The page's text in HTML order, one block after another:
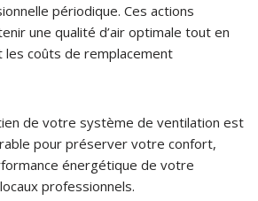
périodique. Ces actions
une qualité d’air optimale tout en
les coûts de remplacement
de votre système de ventilation est
pour préserver votre confort,
énergétique de votre
professionnels.